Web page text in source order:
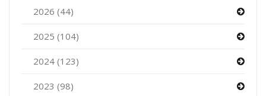
2026 (44)
2025 (104)
2024 (123)
2023 (98)